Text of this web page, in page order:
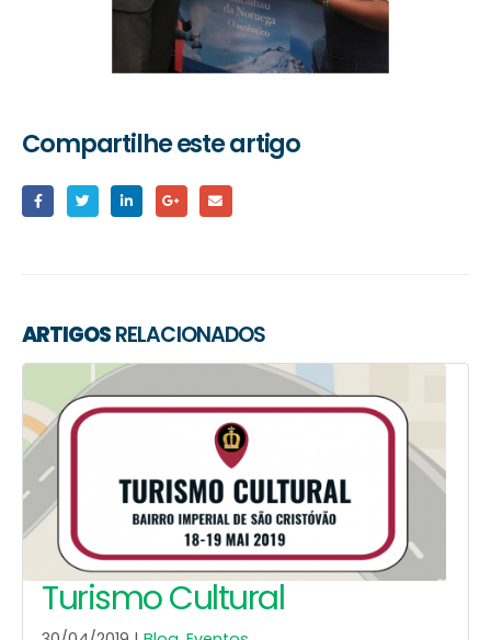
Compartilhe este artigo
ARTIGOSRELACIONADOS
Turismo Cultural